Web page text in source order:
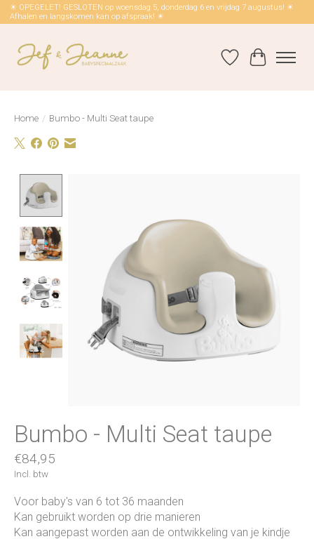
☀ OPEGELET! GESLOTEN op woensdag 5, donderdag 6 en vrijdag 7 augustus! ☀
Afhalen en langskomen kan op afspraak! ☀
Verlanglijst
Home / Bumbo - Multi Seat taupe
Bumbo - Multi Seat taupe
€84,95
Incl. btw
Voor baby's van 6 tot 36 maanden
Kan gebruikt worden op drie manieren
Kan aangepast worden aan de ontwikkeling van je kindje